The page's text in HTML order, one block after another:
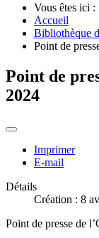
Vous êtes ici :
Accueil
Bibliothèque
Point de
Point de
2024
Imprimer
E-mail
Détails
Création : 8
Point de presse de